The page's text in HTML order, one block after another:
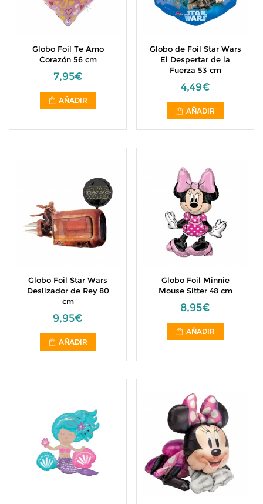
Globo Foil Te Amo
Corazón 56 cm
7,95€
AÑADIR
Globo de Foil Star Wars
El Despertar de la
Fuerza 53 cm
4,49€
AÑADIR
Globo Foil Star Wars
Deslizador de Rey 80
cm
9,95€
AÑADIR
Globo Foil Minnie
Mouse Sitter 48 cm
8,95€
AÑADIR